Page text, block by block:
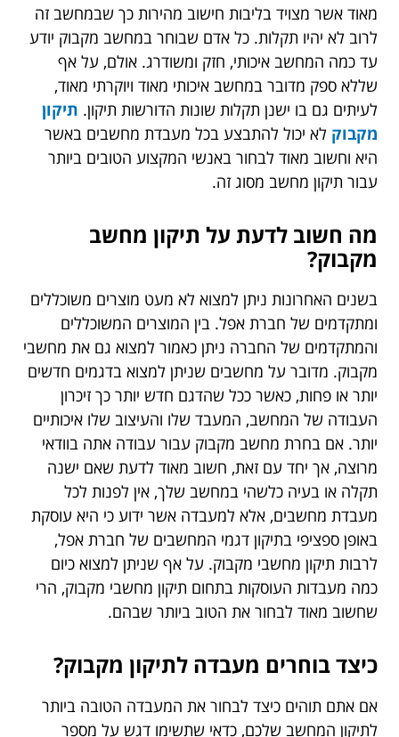
מאוד אשר מצויד בליבות חישוב מהירות כך שבמחשב זה
לרוב לא יהיו תקלות. כל אדם שבוחר במחשב מקבוק יודע
עד כמה המחשב איכותי, חזק ומשודרג. אולם, על אף
שללא ספק מדובר במחשב איכותי מאוד ויוקרתי מאוד,
לעיתים גם בו ישנן תקלות שונות הדורשות תיקון. תיקון
מקבוק לא יכול להתבצע בכל מעבדת מחשבים באשר
היא וחשוב מאוד לבחור באנשי המקצוע הטובים ביותר
עבור תיקון מחשב מסוג זה.
מה חשוב לדעת על תיקון מחשב
מקבוק?
בשנים האחרונות ניתן למצוא לא מעט מוצרים משוכללים
ומתקדמים של חברת אפל. בין המוצרים המשוכללים
והמתקדמים של החברה ניתן כאמור למצוא גם את מחשבי
מקבוק. מדובר על מחשבים שניתן למצוא בדגמים חדשים
יותר או פחות, כאשר ככל שהדגם חדש יותר כך זיכרון
העבודה של המחשב, המעבד שלו והעיצוב שלו איכותיים
יותר. אם בחרת מחשב מקבוק עבור עבודה אתה בוודאי
מרוצה, אך יחד עם זאת, חשוב מאוד לדעת שאם ישנה
תקלה או בעיה כלשהי במחשב שלך, אין לפנות לכל
מעבדת מחשבים, אלא למעבדה אשר ידוע כי היא עוסקת
באופן ספציפי בתיקון דגמי המחשבים של חברת אפל,
לרבות תיקון מחשבי מקבוק. על אף שניתן למצוא כיום
כמה מעבדות העוסקות בתחום תיקון מחשבי מקבוק, הרי
שחשוב מאוד לבחור את הטוב ביותר שבהם.
כיצד בוחרים מעבדה לתיקון מקבוק?
אם אתם תוהים כיצד לבחור את המעבדה הטובה ביותר
לתיקון המחשב שלכם, כדאי שתשימו דגש על מספר